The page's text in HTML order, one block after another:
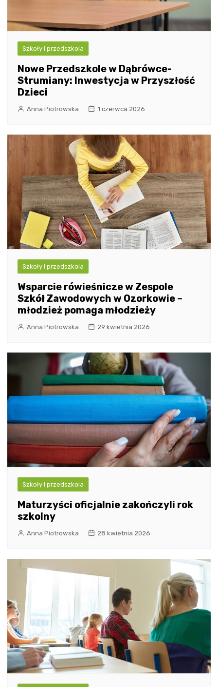
Szkoły i przedszkola
Nowe Przedszkole w Dąbrówce-
Strumiany: Inwestycja w Przyszłość
Dzieci
Anna Piotrowska 1 czerwca 2026
Szkoły i przedszkola
Wsparcie rówieśnicze w Zespole
Szkół Zawodowych w Ozorkowie –
młodzież pomaga młodzieży
Anna Piotrowska 29 kwietnia 2026
Szkoły i przedszkola
Maturzyści oficjalnie zakończyli rok
szkolny
Anna Piotrowska 28 kwietnia 2026